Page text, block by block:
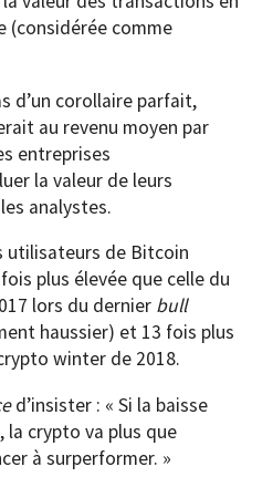
(considérée comme
d’un corollaire parfait,
au revenu moyen par
entreprises
la valeur de leurs
analystes.
utilisateurs de Bitcoin
plus élevée que celle du
lors du dernier bull
haussier) et 13 fois plus
winter de 2018.
d’insister : « Si la baisse
crypto va plus que
à surperformer. »